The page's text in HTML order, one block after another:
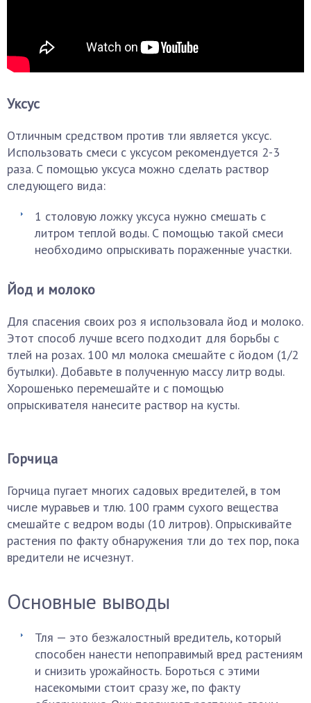
Уксус
Отличным средством против тли является уксус.
Использовать смеси с уксусом рекомендуется 2-3
раза. С помощью уксуса можно сделать раствор
следующего вида:
1 столовую ложку уксуса нужно смешать с
литром теплой воды. С помощью такой смеси
необходимо опрыскивать пораженные участки.
Йод и молоко
Для спасения своих роз я использовала йод и молоко.
Этот способ лучше всего подходит для борьбы с
тлей на розах. 100 мл молока смешайте с йодом (1/2
бутылки). Добавьте в полученную массу литр воды.
Хорошенько перемешайте и с помощью
опрыскивателя нанесите раствор на кусты.
Горчица
Горчица пугает многих садовых вредителей, в том
числе муравьев и тлю. 100 грамм сухого вещества
смешайте с ведром воды (10 литров). Опрыскивайте
растения по факту обнаружения тли до тех пор, пока
вредители не исчезнут.
Основные выводы
Тля — это безжалостный вредитель, который
способен нанести непоправимый вред растениям
и снизить урожайность. Бороться с этими
насекомыми стоит сразу же, по факту